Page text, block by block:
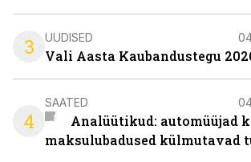
3 UUDISED
Vali Aasta Kaubandustegu
4
SAATED
Analüütikud: automüüjad
maksulubadused külmutavad